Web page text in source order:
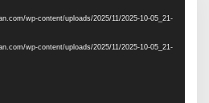
wp-content/uploads/2025/11/2025-10-05_21-
wp-content/uploads/2025/11/2025-10-05_21-